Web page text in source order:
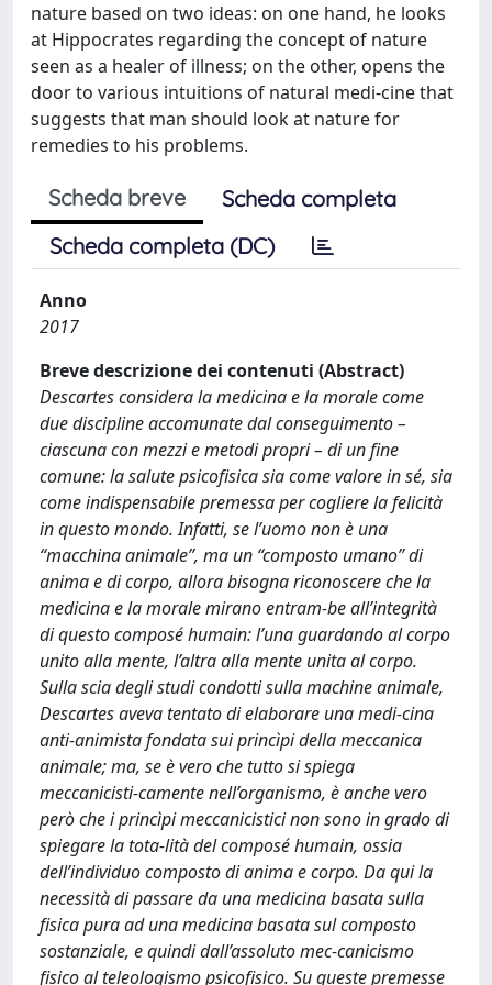
nature based on two ideas: on one hand, he looks
at Hippocrates regarding the concept of nature
seen as a healer of illness; on the other, opens the
door to various intuitions of natural medi-cine that
suggests that man should look at nature for
remedies to his problems.
Scheda breve
Scheda completa
Scheda completa (DC)
Anno
2017
Breve descrizione dei contenuti (Abstract)
Descartes considera la medicina e la morale come
due discipline accomunate dal conseguimento –
ciascuna con mezzi e metodi propri – di un fine
comune: la salute psicofisica sia come valore in sé, sia
come indispensabile premessa per cogliere la felicità
in questo mondo. Infatti, se l’uomo non è una
“macchina animale”, ma un “composto umano” di
anima e di corpo, allora bisogna riconoscere che la
medicina e la morale mirano entram-be all’integrità
di questo composé humain: l’una guardando al corpo
unito alla mente, l’altra alla mente unita al corpo.
Sulla scia degli studi condotti sulla machine animale,
Descartes aveva tentato di elaborare una medi-cina
anti-animista fondata sui princìpi della meccanica
animale; ma, se è vero che tutto si spiega
meccanicisti-camente nell’organismo, è anche vero
però che i princìpi meccanicistici non sono in grado di
spiegare la tota-lità del composé humain, ossia
dell’individuo composto di anima e corpo. Da qui la
necessità di passare da una medicina basata sulla
fisica pura ad una medicina basata sul composto
sostanziale, e quindi dall’assoluto mec-canicismo
fisico al teleologismo psicofisico. Su queste premesse